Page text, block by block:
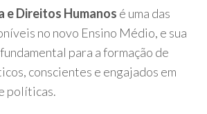
e Direitos Humanos é uma das
no novo Ensino Médio, e sua
para a formação de
conscientes e engajados em
políticas.